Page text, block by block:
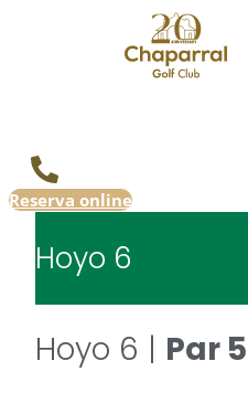
Reserva online
Hoyo 6
Hoyo 6 | Par 5